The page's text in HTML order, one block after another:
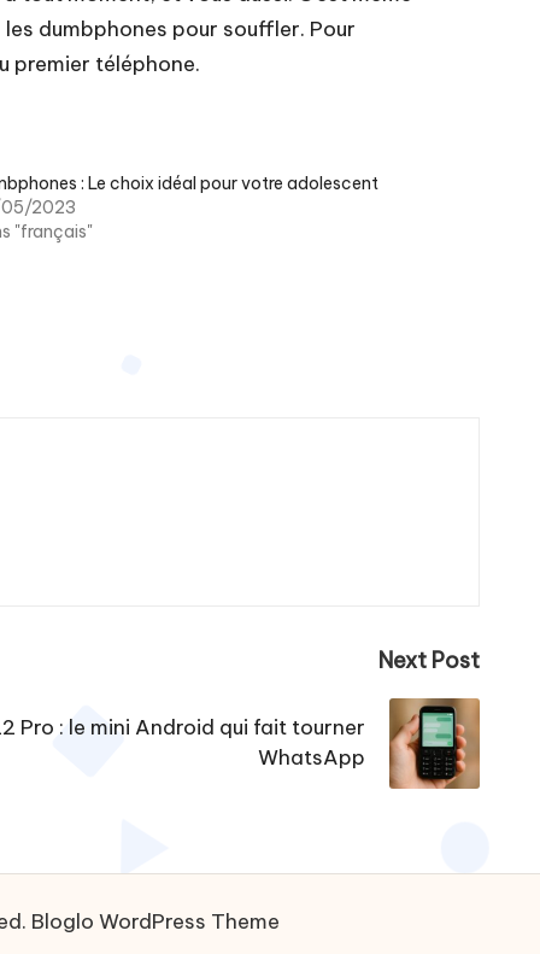
dumbphones pour souffler. Pour
premier téléphone.
: Le choix idéal pour votre adolescent
2023
"français"
Next Post
Pro : le mini Android qui fait tourner
WhatsApp
Bloglo WordPress Theme